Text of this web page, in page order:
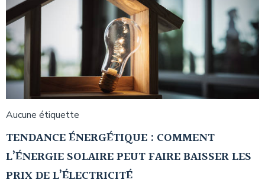
Aucune étiquette
TENDANCE ÉNERGÉTIQUE : COMMENT
L’ÉNERGIE SOLAIRE PEUT FAIRE BAISSER LES
PRIX DE L’ÉLECTRICITÉ